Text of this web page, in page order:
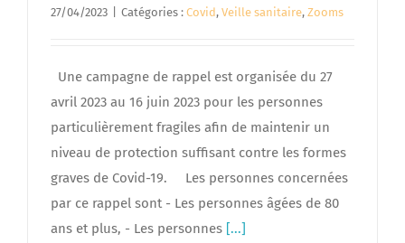
27/04/2023 Catégories : Covid, Veille sanitaire, Zooms
Une campagne de rappel est organisée du 27
avril 2023 au 16 juin 2023 pour les personnes
particulièrement fragiles afin de maintenir un
niveau de protection suffisant contre les formes
graves de Covid-19. Les personnes concernées
par ce rappel sont - Les personnes âgées de 80
ans et plus, - Les personnes [...]